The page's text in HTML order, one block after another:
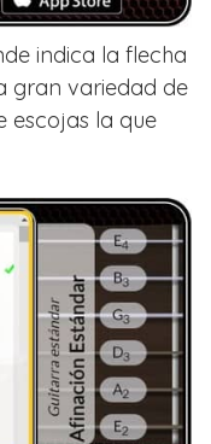
indica la flecha
gran variedad de
escojas la que